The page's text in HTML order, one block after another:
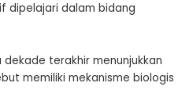
dipelajari dalam bidang
terakhir menunjukkan
memiliki mekanisme biologis